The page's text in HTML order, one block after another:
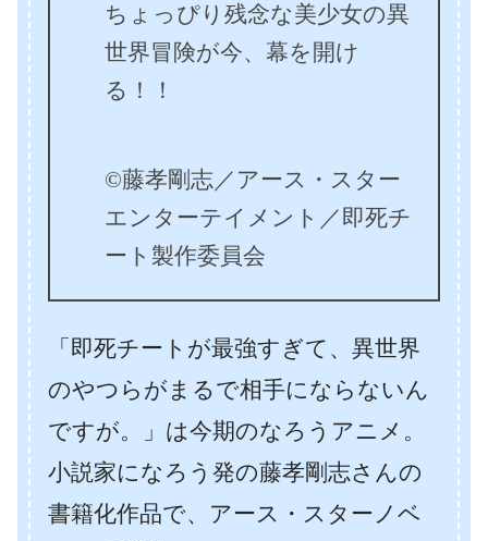
ちょっぴり残念な美少女の異
世界冒険が今、幕を開け
る！！
©藤孝剛志／アース・スター
エンターテイメント／即死チ
ート製作委員会
「即死チートが最強すぎて、異世界
のやつらがまるで相手にならないん
ですが。」は今期のなろうアニメ。
小説家になろう発の藤孝剛志さんの
書籍化作品で、アース・スターノベ